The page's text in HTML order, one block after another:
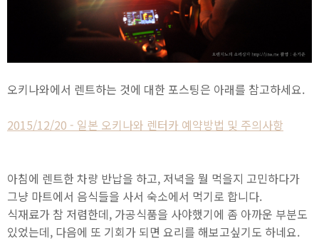
오키나와에서 렌트하는 것에 대한 포스팅은 아래를 참고하세요.
2015/12/20 - 일본 오키나와 렌터카 예약방법 및 주의사항
아침에 렌트한 차량 반납을 하고, 저녁을 뭘 먹을지 고민하다가
그냥 마트에서 음식들을 사서 숙소에서 먹기로 합니다.
식재료가 참 저렴한데, 가공식품을 사야했기에 좀 아까운 부분도
있었는데, 다음에 또 기회가 되면 요리를 해보고싶기도 하네요.